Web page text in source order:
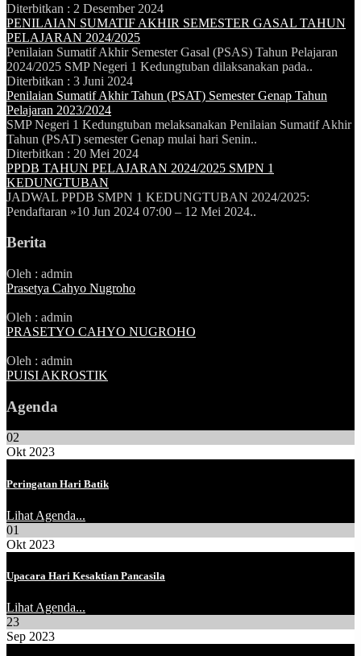
Diterbitkan : 2 Desember 2024
PENILAIAN SUMATIF AKHIR SEMESTER GASAL TAHUN
PELAJARAN 2024/2025
Penilaian Sumatif Akhir Semester Gasal (PSAS) Tahun Pelajaran
2024/2025 SMP Negeri 1 Kedungtuban dilaksanakan pada..
Diterbitkan : 3 Juni 2024
Penilaian Sumatif Akhir Tahun (PSAT) Semester Genap Tahun
Pelajaran 2023/2024
SMP Negeri 1 Kedungtuban melaksanakan Penilaian Sumatif Akhir
Tahun (PSAT) semester Genap mulai hari Senin..
Diterbitkan : 20 Mei 2024
PPDB TAHUN PELAJARAN 2024/2025 SMPN 1
KEDUNGTUBAN
JADWAL PPDB SMPN 1 KEDUNGTUBAN 2024/2025:
Pendaftaran »10 Jun 2024 07:00 – 12 Mei 2024..
Berita
Oleh : admin
Prasetya Cahyo Nugroho
Oleh : admin
PRASETYO CAHYO NUGROHO
Oleh : admin
PUISI AKROSTIK
Agenda
02
Okt 2023
Peringatan Hari Batik
Lihat Agenda...
01
Okt 2023
Upacara Hari Kesaktian Pancasila
Lihat Agenda...
23
Sep 2023